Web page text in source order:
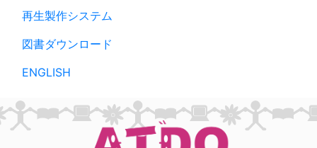
再生製作システム
図書ダウンロード
ENGLISH